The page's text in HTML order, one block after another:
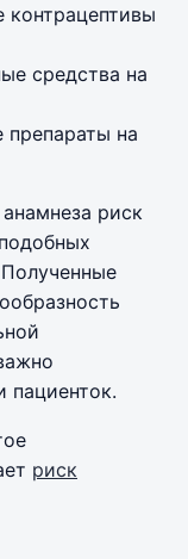
средства на
препараты на
риск
пациенток.
риск